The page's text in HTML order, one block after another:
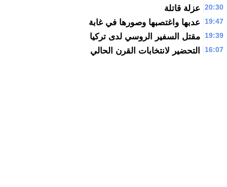
19:47 عدبها واغتصبها وصورها في غابة
19:39 مقتل السفير الروسي لدى تركيا
16:07 التحضير لانتخابات القرن الحالي